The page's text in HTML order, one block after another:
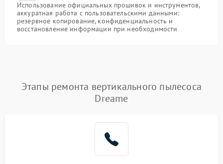
Использование официальных прошивок и инструментов,
аккуратная работа с пользовательскими данными:
резервное копирование, конфиденциальность и
восстановление информации при необходимости
Этапы ремонта вертикального пылесоса
Dreame